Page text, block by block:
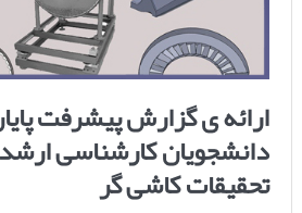
ارائه ی گزارش پیشرفت
دانشجویان کارشناسی
تحقیقات کاشی گر